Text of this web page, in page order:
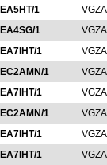
EA5HT/1
EA4SG/1
EA7IHT/1
EC2AMN/1
EA7IHT/1
EC2AMN/1
EA7IHT/1
EA7IHT/1